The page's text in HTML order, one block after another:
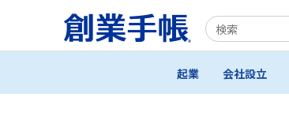
起業 会社設立